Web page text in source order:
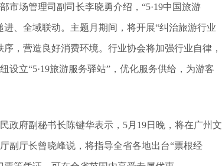
市场管理司副司长李晓勇介绍，“5·19中国旅游
、全域联动。主题月期间，将开展“纠治旅游行业
，营造良好消费环境。行业协会将加强行业自律，
设立“5·19旅游服务驿站”，优化服务供给，为游客
政府副秘书长陈键华表示，5月19日晚，将在广州文
厅长曾晓峰说，将指导全省各地出台“票根经